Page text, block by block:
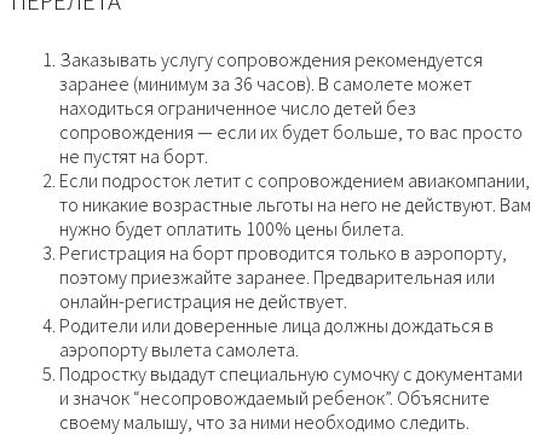
Заказывать услугу сопровождения рекомендуется
заранее (минимум за 36 часов). В самолете может
находиться ограниченное число детей без
сопровождения — если их будет больше, то вас просто
не пустят на борт.
Если подросток летит с сопровождением авиакомпании,
то никакие возрастные льготы на него не действуют. Вам
нужно будет оплатить 100% цены билета.
Регистрация на борт проводится только в аэропорту,
поэтому приезжайте заранее. Предварительная или
онлайн-регистрация не действует.
Родители или доверенные лица должны дождаться в
аэропорту вылета самолета.
Подростку выдадут специальную сумочку с документами
и значок “несопровождаемый ребенок”. Объясните
своему малышу, что за ними необходимо следить.